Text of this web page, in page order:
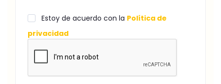
Estoy de acuerdo con la Política de
privacidad